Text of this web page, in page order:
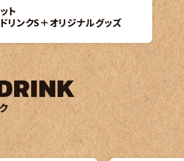
ト
リンクS＋オリジナルグッズ